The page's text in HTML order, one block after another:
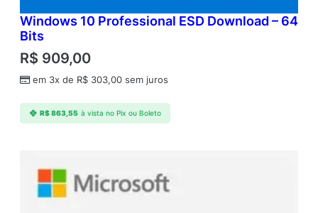
Windows 10 Professional ESD Download – 64
Bits
R$ 909,00
em 3x de R$ 303,00 sem juros
R$863,55 à vista no Pix ou Boleto